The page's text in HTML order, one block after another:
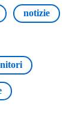
notizie